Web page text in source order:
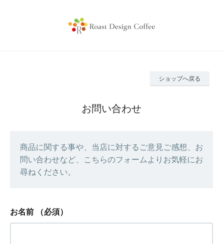
ショップへ戻る
お問い合わせ
商品に関する事や、当店に対するご意見ご感想、お
問い合わせなど、こちらのフォームよりお気軽にお
尋ねください。
お名前 （必須）